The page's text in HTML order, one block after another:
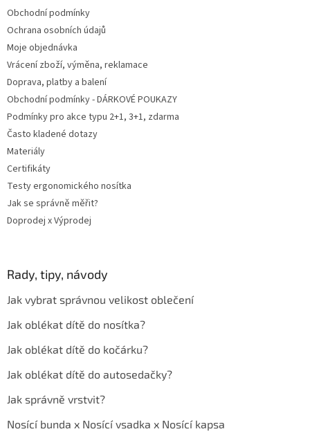
Obchodní podmínky
Ochrana osobních údajů
Moje objednávka
Vrácení zboží, výměna, reklamace
Doprava, platby a balení
Obchodní podmínky - DÁRKOVÉ POUKAZY
Podmínky pro akce typu 2+1, 3+1, zdarma
Často kladené dotazy
Materiály
Certifikáty
Testy ergonomického nosítka
Jak se správně měřit?
Doprodej x Výprodej
Rady, tipy, návody
Jak vybrat správnou velikost oblečení
Jak oblékat dítě do nosítka?
Jak oblékat dítě do kočárku?
Jak oblékat dítě do autosedačky?
Jak správně vrstvit?
Nosící bunda x Nosící vsadka x Nosící kapsa